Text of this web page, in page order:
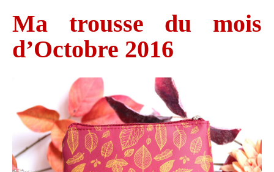
Ma trousse du mois
d’Octobre 2016